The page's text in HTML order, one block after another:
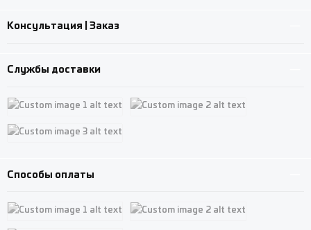
Консультация | Заказ
Службы доставки
Custom image 1
Способы оплаты
Custom image 1